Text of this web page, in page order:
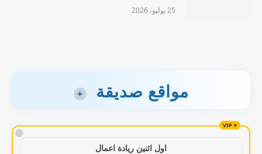
25 يوليو، 2026
مواقع صديقة +
!
اول اثنين ريادة اعمال